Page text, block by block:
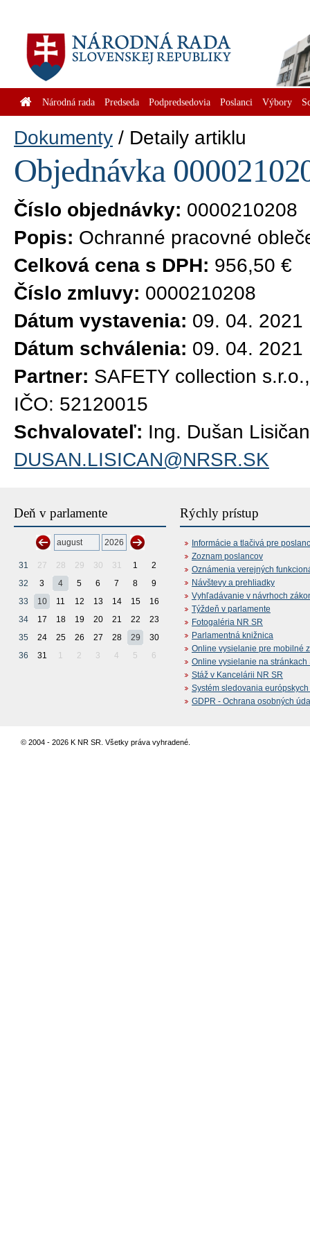
Národná rada Predseda Podpredsedovia Poslanci Výbory
Dokumenty Detaily artiklu
Objednávka
Číslo objednávky: 0000210208
Popis: Ochranné pracovné
Celková cena s DPH: 956,50 €
Číslo zmluvy: 0000210208
Dátum vystavenia: 09. 04. 2021
Dátum schválenia: 09. 04. 2021
Partner: SAFETY collection
IČO: 52120015
Schvalovateľ: Ing. Dušan
DUSAN.LISICAN@NRSR.SK
Deň v parlamente
31 27 28 29 30 31 1
2
32
3 4 5 6 7 8
9
33
10 11 12 13 14 15
16
34
17 18 19 20 21 22
23
35
24 25 26 27 28 29
30
36
31 1 2 3 4 5 6
Rýchly prístup
Informácie a tlačivá pre
Zoznam poslancov
Oznámenia verejných
Návštevy a prehliadky
Vyhľadávanie v návrhoch
Týždeň v parlamente
Fotogaléria NR SR
Parlamentná knižnica
Online vysielanie pre mobilné
Online vysielanie na stránkach
Stáž v Kancelárii NR SR
Systém sledovania
GDPR - Ochrana osobných
© 2004 - 2026 K NR SR. Všetky práva vyhradené.